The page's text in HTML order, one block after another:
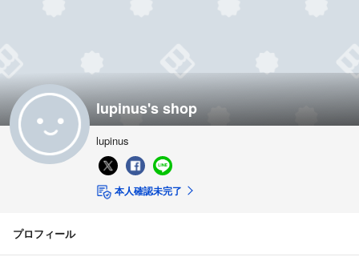
lupinus's shop
lupinus
本人確認未完了
プロフィール